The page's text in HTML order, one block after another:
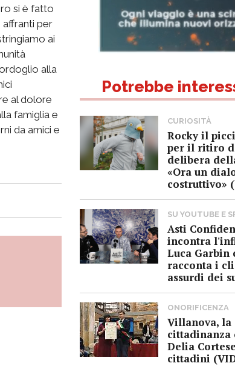
si è fatto
per
ai
alla
al dolore
famiglia e
da amici e
Potrebbe
CURIOSITÀ
Rocky il
per il ritiro
delibera
«Ora un
costruttivo»
SU YOUTUBE E
Asti
incontra
Luca Garbin
racconta i
assurdi dei
ONORIFICENZA
Villanova, la
cittadinanza
Delia
cittadini